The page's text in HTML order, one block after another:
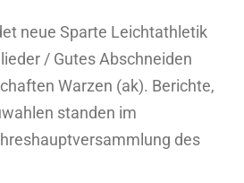
neue Sparte Leichtathletik
/ Gutes Abschneiden
Warzen (ak). Berichte,
standen im
des